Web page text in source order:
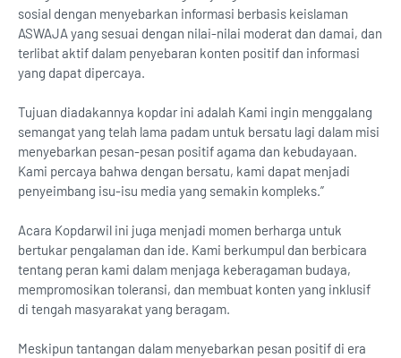
sosial dengan menyebarkan informasi berbasis keislaman
ASWAJA yang sesuai dengan nilai-nilai moderat dan damai, dan
terlibat aktif dalam penyebaran konten positif dan informasi
yang dapat dipercaya.
Tujuan diadakannya kopdar ini adalah Kami ingin menggalang
semangat yang telah lama padam untuk bersatu lagi dalam misi
menyebarkan pesan-pesan positif agama dan kebudayaan.
Kami percaya bahwa dengan bersatu, kami dapat menjadi
penyeimbang isu-isu media yang semakin kompleks.”
Acara Kopdarwil ini juga menjadi momen berharga untuk
bertukar pengalaman dan ide. Kami berkumpul dan berbicara
tentang peran kami dalam menjaga keberagaman budaya,
mempromosikan toleransi, dan membuat konten yang inklusif
di tengah masyarakat yang beragam.
Meskipun tantangan dalam menyebarkan pesan positif di era